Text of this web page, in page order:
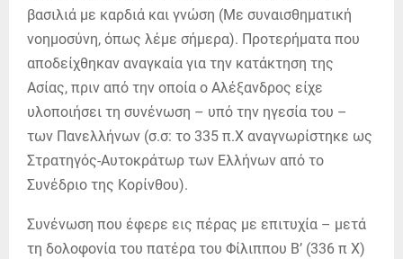
βασιλιά με καρδιά και γνώση (Με συναισθηματική
νοημοσύνη, όπως λέμε σήμερα). Προτερήματα που
αποδείχθηκαν αναγκαία για την κατάκτηση της
Ασίας, πριν από την οποία ο Αλέξανδρος είχε
υλοποιήσει τη συνένωση – υπό την ηγεσία του –
των Πανελλήνων (σ.σ: το 335 π.Χ αναγνωρίστηκε ως
Στρατηγός-Αυτοκράτωρ των Ελλήνων από το
Συνέδριο της Κορίνθου).
Συνένωση που έφερε εις πέρας με επιτυχία – μετά
τη δολοφονία του πατέρα του Φίλιππου Β’ (336 π Χ)